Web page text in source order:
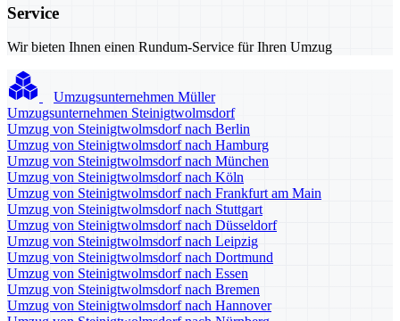
Service
Wir bieten Ihnen einen Rundum-Service für Ihren Umzug
Umzugsunternehmen Müller
Umzugsunternehmen Steinigtwolmsdorf
Umzug von Steinigtwolmsdorf nach Berlin
Umzug von Steinigtwolmsdorf nach Hamburg
Umzug von Steinigtwolmsdorf nach München
Umzug von Steinigtwolmsdorf nach Köln
Umzug von Steinigtwolmsdorf nach Frankfurt am Main
Umzug von Steinigtwolmsdorf nach Stuttgart
Umzug von Steinigtwolmsdorf nach Düsseldorf
Umzug von Steinigtwolmsdorf nach Leipzig
Umzug von Steinigtwolmsdorf nach Dortmund
Umzug von Steinigtwolmsdorf nach Essen
Umzug von Steinigtwolmsdorf nach Bremen
Umzug von Steinigtwolmsdorf nach Hannover